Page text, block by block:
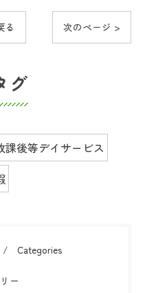
る 次のページ >
グ
課後等デイサービス
Categories
ー